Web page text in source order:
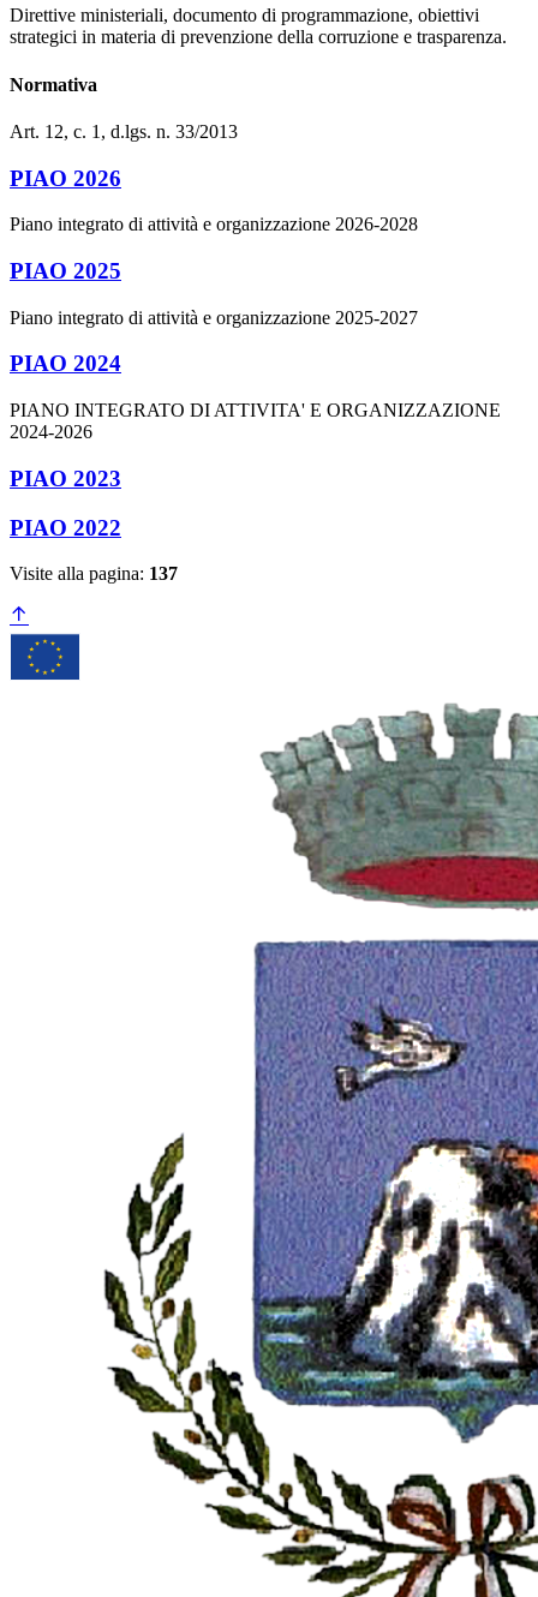
Direttive ministeriali, documento di programmazione, obiettivi
strategici in materia di prevenzione della corruzione e trasparenza.
Normativa
Art. 12, c. 1, d.lgs. n. 33/2013
PIAO 2026
Piano integrato di attività e organizzazione 2026-2028
PIAO 2025
Piano integrato di attività e organizzazione 2025-2027
PIAO 2024
PIANO INTEGRATO DI ATTIVITA' E ORGANIZZAZIONE
2024-2026
PIAO 2023
PIAO 2022
Visite alla pagina: 137